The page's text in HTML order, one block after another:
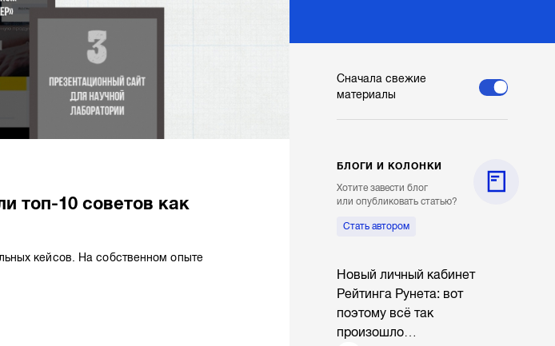
топ-10 советов как
кейсов. На собственном опыте
Сначала свежие
материалы
БЛОГИ И КОЛОНКИ
Хотите завести блог
или опубликовать статью?
Стать автором
Новый личный кабинет
Рейтинга Рунета: вот
поэтому всё так
произошло…